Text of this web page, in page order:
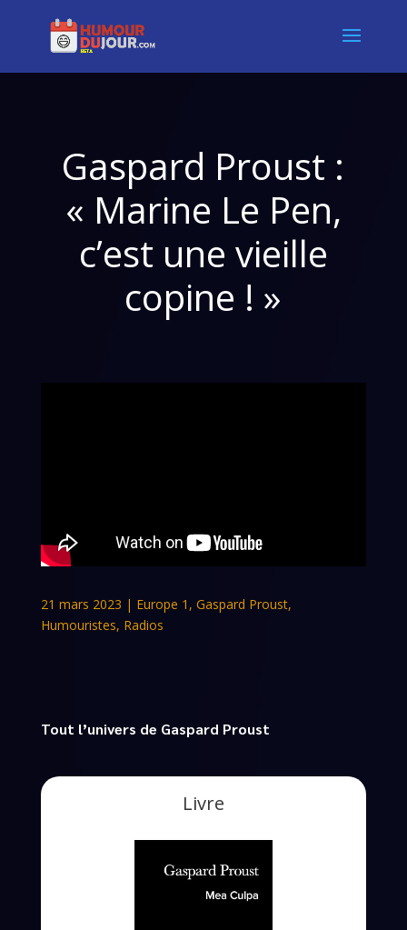
Gaspard Proust :
« Marine Le Pen,
c’est une vieille
copine ! »
21 mars 2023 | Europe 1 , Gaspard Proust,
Humouristes, Radios
Tout l’univers de Gaspard Proust
Livre